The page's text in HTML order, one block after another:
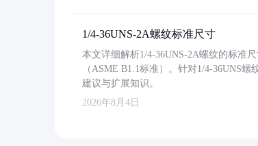
1/4-36UNS-2A螺纹标准尺寸
本文详细解析1/4-36UNS-2A螺纹的标准
（ASME B1.1标准）。针对1/4-36UNS
建议与扩展知识。
2026年8月4日